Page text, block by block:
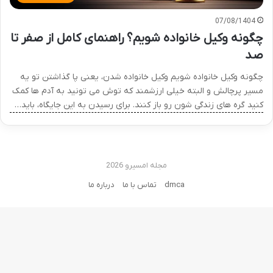
07/08/1404
چگونه وکیل خانواده شویم؟ راهنمای کامل از صفر تا
صد
چگونه وکیل خانواده شویم وکیل خانواده شدن، یعنی پا گذاشتن تو یه
مسیر پرچالش و البته خیلی ارزشمند که توش می تونید به آدم ها کمک
کنید گره های زندگی شون رو باز کنند. برای رسیدن به این جایگاه، باید…
مجله امسیرو 2026
dmca
تماس با ما درباره ما